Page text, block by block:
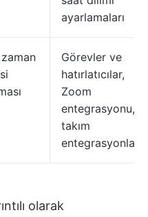
ayarlamaları
Görevler ve
hatırlatıcılar,
Zoom
entegrasyonu,
takım
entegrasyonları
olarak